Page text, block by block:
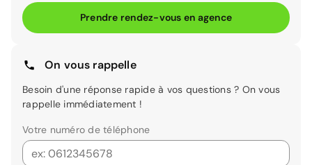
Prendre rendez-vous en agence
On vous rappelle
Besoin d'une réponse rapide à vos questions ? On vous
rappelle immédiatement !
Votre numéro de téléphone